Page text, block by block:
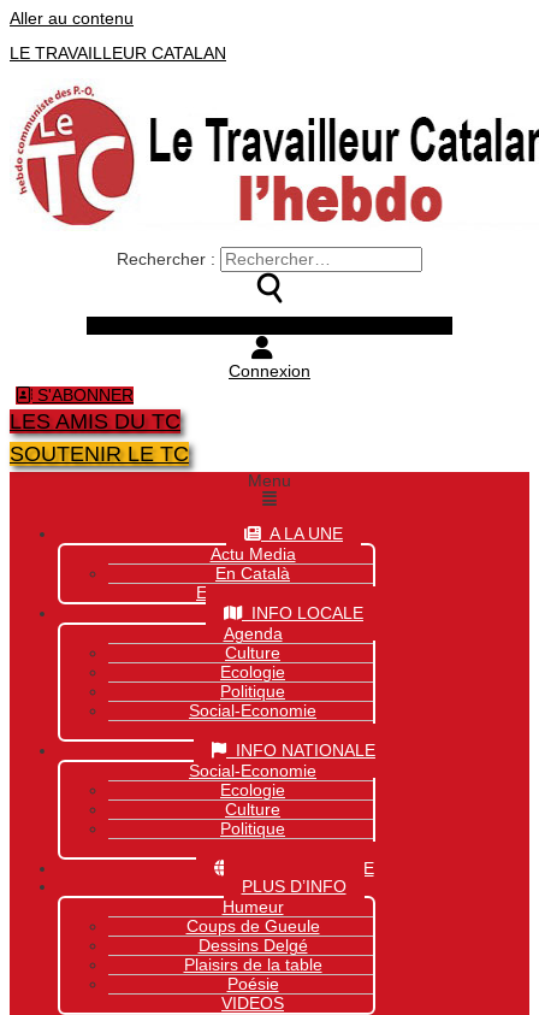
Aller au contenu
LE TRAVAILLEUR CATALAN
Rechercher :
Connexion
S'ABONNER
LES AMIS DU TC
SOUTENIR LE TC
Menu
A LA UNE
Actu Media
En Català
Exclusivité Site
INFO LOCALE
Agenda
Culture
Ecologie
Politique
Social-Economie
INFO NATIONALE
Social-Economie
Ecologie
Culture
Politique
INFO MONDIALE
PLUS D’INFO
Humeur
Coups de Gueule
Dessins Delgé
Plaisirs de la table
Poésie
VIDEOS